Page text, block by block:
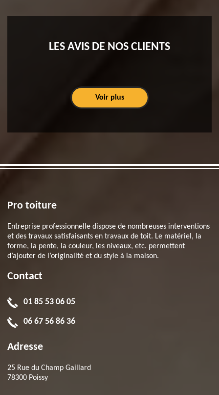
LES AVIS DE NOS CLIENTS
Voir plus
Pro toiture
Entreprise professionnelle dispose de nombreuses interventions
et des travaux satisfaisants en travaux de toit. Le matériel, la
forme, la pente, la couleur, les niveaux, etc. permettent
d’ajouter de l’originalité et du style à la maison.
Contact
01 85 53 06 05
06 67 56 86 36
Adresse
25 Rue du Champ Gaillard
78300 Poissy